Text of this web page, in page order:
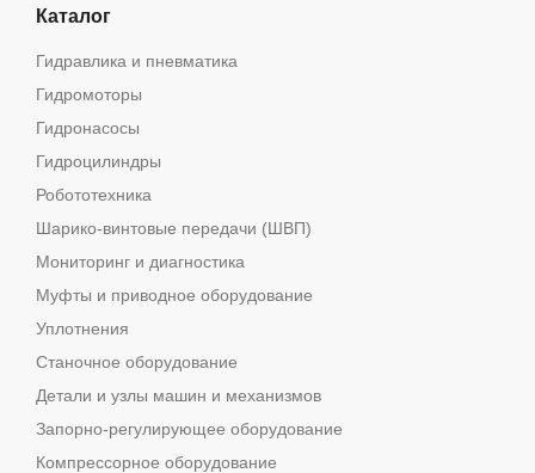
Каталог
Гидравлика и пневматика
Гидромоторы
Гидронасосы
Гидроцилиндры
Робототехника
Шарико-винтовые передачи (ШВП)
Мониторинг и диагностика
Муфты и приводное оборудование
Уплотнения
Станочное оборудование
Детали и узлы машин и механизмов
Запорно-регулирующее оборудование
Компрессорное оборудование